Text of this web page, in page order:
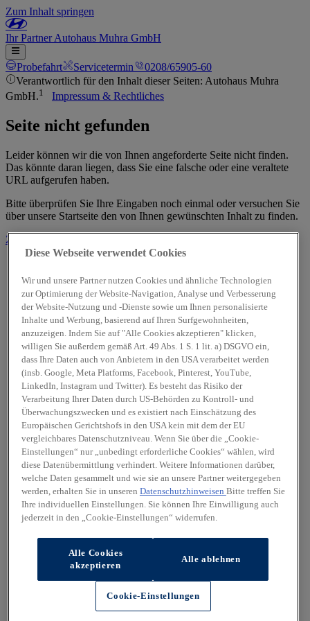
Zum Inhalt springen
IhrPartnerAutohaus Muhra GmbH
Probefahrt Servicetermin
0208/65905-60
Verantwortlich für den Inhalt dieser Seiten: Autohaus Muhra
GmbH.1 Impressum & Rechtliches
Seite nicht gefunden
Leider können wir die von Ihnen angeforderte Seite nicht finden.
Das könnte daran liegen, dass Sie eine falsche oder eine veraltete
URL aufgerufen haben.
Bitte überprüfen Sie Ihre Eingaben noch einmal oder versuchen Sie
über unsere Startseite den von Ihnen gewünschten Inhalt zu finden.
Zur Startseite
Diese Webseite verwendet Cookies
Wir und unsere Partner nutzen Cookies und ähnliche Technologien
zur Optimierung der Website-Navigation, Analyse und Verbesserung
der Website-Nutzung und -Dienste sowie um Ihnen personalisierte
Inhalte und Werbung, basierend auf Ihren Surfgewohnheiten,
anzuzeigen. Indem Sie auf "Alle Cookies akzeptieren" klicken,
willigen Sie außerdem gemäß Art. 49 Abs. 1 S. 1 lit. a) DSGVO ein,
dass Ihre Daten auch von Anbietern in den USA verarbeitet werden
(insb. Google, Meta Platforms, Facebook, Pinterest, YouTube,
LinkedIn, Instagram und Twitter). Es besteht das Risiko der
Verarbeitung Ihrer Daten durch US-Behörden zu Kontroll- und
Überwachungszwecken und es existiert nach Einschätzung des
Europäischen Gerichtshofs in den USA kein mit dem der EU
vergleichbares Datenschutzniveau. Wenn Sie über die „Cookie-
Einstellungen“ nur „unbedingt erforderliche Cookies“ wählen, wird
diese Datenübermittlung verhindert. Weitere Informationen darüber,
welche Daten gesammelt und wie sie an unsere Partner weitergegeben
werden, erhalten Sie in unseren Datenschutzhinweisen Bitte treffen Sie
Ihre individuellen Einstellungen. Sie können Ihre Einwilligung auch
jederzeit in den „Cookie-Einstellungen“ widerrufen.
Alle Cookies
akzeptieren
Alle ablehnen
Cookie-Einstellungen